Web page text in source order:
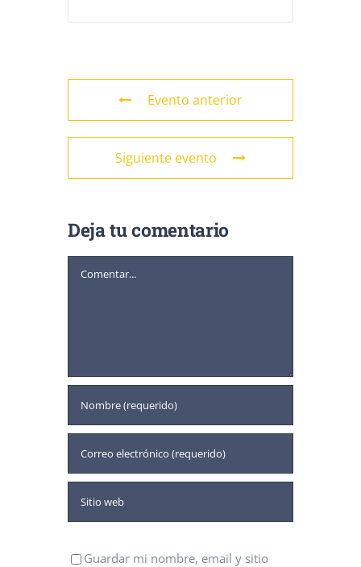
Evento anterior
Siguiente evento
Deja tu comentario
Comentar
Guardar mi nombre, email y sitio